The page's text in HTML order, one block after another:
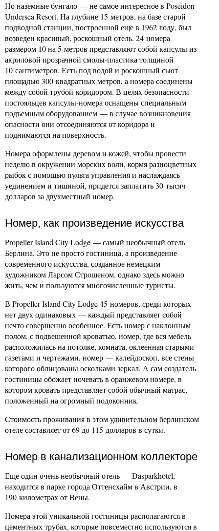
Но наземные бунгало — не самое интересное в Poseidon
Undersea Resort. На глубине 15 метров, на базе старой
подводной станции, построенной еще в 1962 году, был
возведен красивый, роскошный отель. 24 номера
размером 10 на 5 метров представляют собой капсулы из
акриловой прозрачной смолы-пластика толщиной
10 сантиметров. Есть под водой и роскошный сьют
площадью 300 квадратных метров, а номера соединены
между собой трубой-коридором. В целях безопасности
постояльцев капсулы-номера оснащены специальным
подъемным оборудованием — в случае возникновения
опасности они отсоединяются от коридора и
поднимаются на поверхность.
Номера оформлены деревом и кожей, чтобы провести
неделю в окружении морских волн, кормя разноцветных
рыбок с помощью пульта управления и наслаждаясь
уединением и тишиной, придется заплатить 30 тысяч
долларов за двухместный номер.
Номер, как произведение искусства
Propeller Island City Lodge — самый необычный отель
Берлина. Это не просто гостиница, а произведение
современного искусства, созданное немецким
художником Ларсом Строшеном, однако здесь можно
жить, чем и пользуются многочисленные туристы.
В Propeller Island City Lodge 45 номеров, среди которых
нет двух одинаковых — каждый представляет собой
нечто совершенно особенное. Есть номер с наклонным
полом, с подвешенной кроватью, номер, где вся мебель
расположилась на потолке, комната, оклеенная старыми
газетами и чертежами, номер — калейдоскоп, все стены
которого облицованы осколками зеркал. А сам создатель
гостиницы обожает ночевать в оранжевом номере, в
котором кровать представляет собой обычный матрас,
положенный на огромный подоконник.
Стоимость проживания в этом удивительном берлинском
отеле составляет от 69 до 115 долларов в сутки.
Номер в канализационном коллекторе
Еще один очень необычный отель — Dasparkhotel,
находится в парке города Оттенсхайм в Австрии, в
190 километрах от Вены.
Номера этой уникальной гостиницы располагаются в
цементных трубах, которые повсеместно используются в